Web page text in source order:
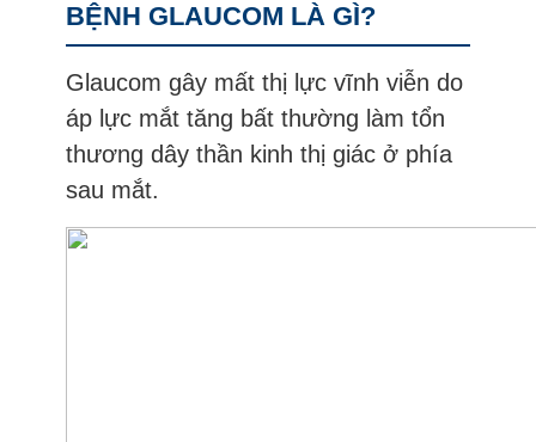
BỆNH GLAUCOM LÀ GÌ?
Glaucom gây mất thị lực vĩnh viễn do
áp lực mắt tăng bất thường làm tổn
thương dây thần kinh thị giác ở phía
sau mắt.